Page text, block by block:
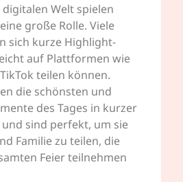
Welt spielen
große Rolle. Viele
sich kurze Highlight-
auf Plattformen wie
teilen können.
die schönsten und
des Tages in kurzer
sind perfekt, um sie
Familie zu teilen, die
Feier teilnehmen